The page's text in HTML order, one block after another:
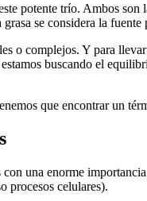
potente trío. Ambos
se considera la
o complejos. Y para
buscando el
que encontrar un
una enorme
procesos celulares).